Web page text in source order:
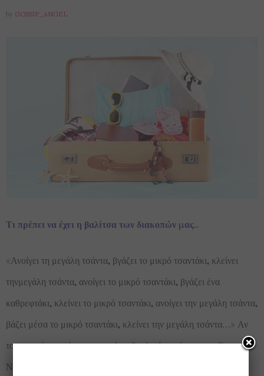
by GOSSIP_ANGEL
Τι πρέπει να έχει η βαλίτσα των διακοπών μας..
«Ανοίγει τη μεγάλη τσάντα, βγάζει το μικρό τσαντάκι, κλείνει
τηνμεγάλη τσάντα, ανοίγει το μικρό τσαντάκι, βγάζει ένα
καθρεφτάκι, κλείνει το μικρό τσαντάκι, ανοίγει την μεγάλη τσάντα,
βάζει μέσα το μικρό τσαντάκι, κλείνει την μεγάλη τσάντα…» Αν
το παραπάνω απόσπασμα από το θρυλικό μονόπρακτο «Ο
Νευρικός Κύριος» του Δημήτρη Ψαθά, σας φέρνει στο νου κάτι